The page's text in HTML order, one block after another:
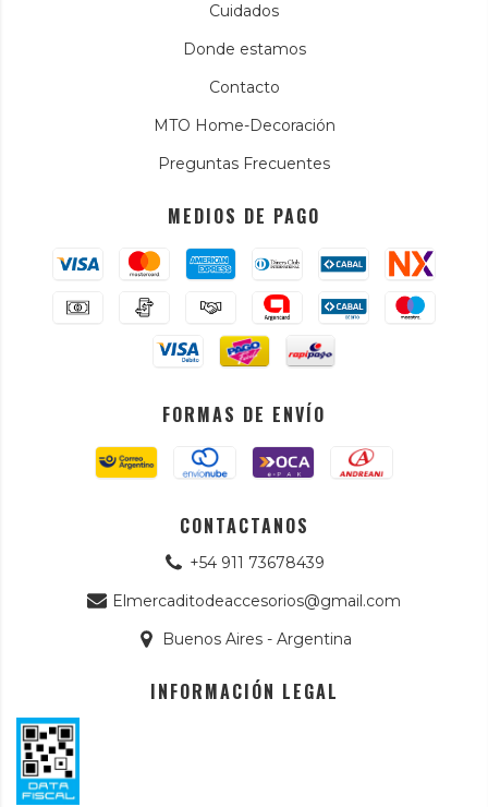
Cuidados
Donde estamos
Contacto
MTO Home-Decoración
Preguntas Frecuentes
MEDIOS DE PAGO
FORMAS DE ENVÍO
CONTACTANOS
+54 911 73678439
Elmercaditodeaccesorios@gmail.com
Buenos Aires - Argentina
INFORMACIÓN LEGAL